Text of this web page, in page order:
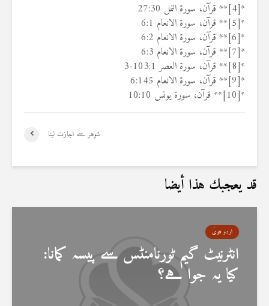
*[4]** قرآن، سورۃ النمل 27:30
*[5]** قرآن، سورۃ الانعام 6:1
*[6]** قرآن، سورۃ الانعام 6:2
*[7]** قرآن، سورۃ الانعام 6:3
*[8]** قرآن، سورۃ العصر 103:1-3
*[9]** قرآن، سورۃ الانعام 6:145
*[10]** قرآن، سورۃ یونس 10:10
شوہر سے اجازت لینا
قد يعجبك هذا أيضا
اردو فتویٰ
انٹرنیٹ گیم ٹورنامنٹس سے پیسہ کمانا:
کیا یہ جوا ہے؟